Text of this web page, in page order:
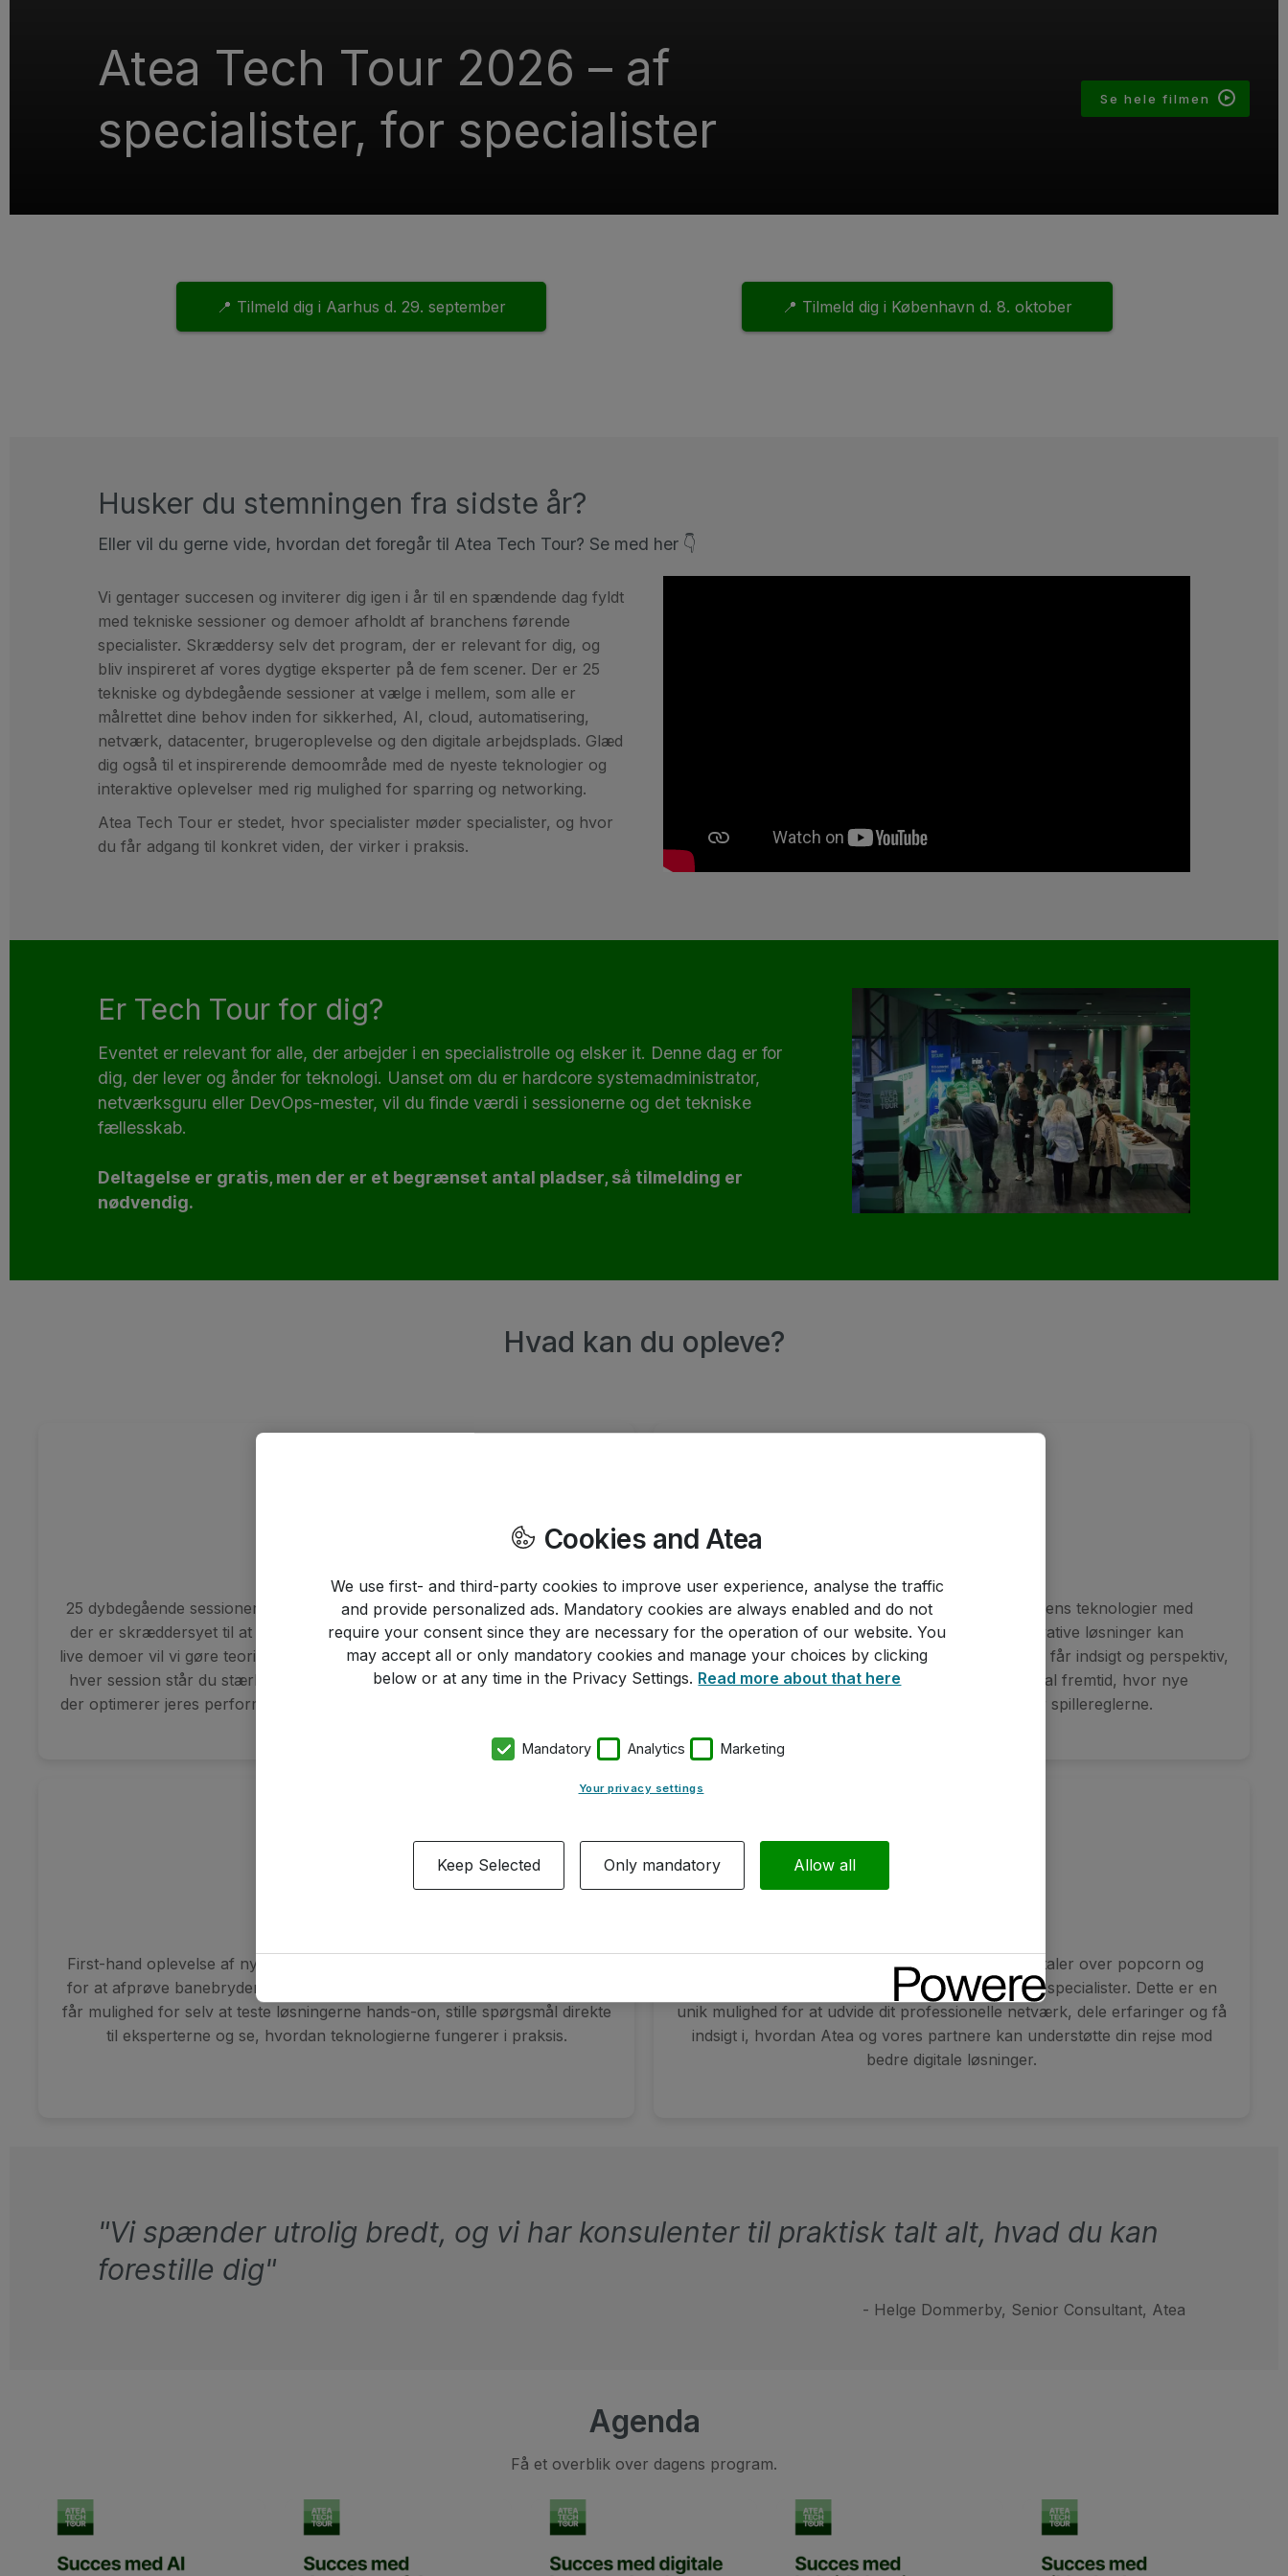
Atea Tech Tour 2026 – af
specialister, for specialister
Se hele filmen
📍 Tilmeld dig i Aarhus d. 29. september 📍 Tilmeld dig i København d. 8. oktober
Husker du stemningen fra sidste år?
Eller vil du gerne vide, hvordan det foregår til Atea Tech Tour? Se med her 👇
Vi gentager succesen og inviterer dig igen i år til en spændende dag fyldt
med tekniske sessioner og demoer afholdt af branchens førende
specialister. Skræddersy selv det program, der er relevant for dig, og
bliv inspireret af vores dygtige eksperter på de fem scener. Der er 25
tekniske og dybdegående sessioner at vælge i mellem, som alle er
målrettet dine behov inden for sikkerhed, AI, cloud, automatisering,
netværk, datacenter, brugeroplevelse og den digitale arbejdsplads. Glæd
dig også til et inspirerende demoområde med de nyeste teknologier og
interaktive oplevelser med rig mulighed for sparring og networking.
Atea Tech Tour er stedet, hvor specialister møder specialister, og hvor
du får adgang til konkret viden, der virker i praksis.
Er Tech Tour for dig?
Eventet er relevant for alle, der arbejder i en specialistrolle og elsker it. Denne dag er for
dig, der lever og ånder for teknologi. Uanset om du er hardcore systemadministrator,
netværksguru eller DevOps-mester, vil du finde værdi i sessionerne og det tekniske
fællesskab.
Deltagelse er gratis, men der er et begrænset antal pladser, så tilmelding er
nødvendig.
Hvad kan du opleve?
25 dybdegående sessioner: Vi dykker ned i aktuelle teknologiske løsninger,
der er skræddersyet til at tackle nutidens praktiske udfordringer. Gennem
live demoer vil vi gøre teorien håndgribelig og anvendelig i din hverdag. Efter
hver session står du stærkere og kan gå hjem og implementere løsninger,
der optimerer jeres performance, øger sikkerheden og styrker effektiviteten
Inspirerende keynotes: Bliv klogere på fremtidens teknologier med
specialister, der giver indsigt i, hvordan innovative løsninger kan
transformere og skabe værdi i din organisation. Du får indsigt og perspektiv,
der gør dig klar til at navigere sikkert i en digital fremtid, hvor nye
teknologier og metoder konstant ændrer spillereglerne.
First-hand oplevelse af nyeste teknologier: Tag del i en eksklusiv mulighed
for at afprøve banebrydende teknologier med Atea og vores partnere. Du
får mulighed for selv at teste løsningerne hands-on, stille spørgsmål direkte
til eksperterne og se, hvordan teknologierne fungerer i praksis.
Networking: Dagen er fyldt med uformelle samtaler over popcorn og
sodavand, mens du netværker med ligesindede it-specialister. Dette er en
unik mulighed for at udvide dit professionelle netværk, dele erfaringer og få
indsigt i, hvordan Atea og vores partnere kan understøtte din rejse mod
bedre digitale løsninger.
"Vi spænder utrolig bredt, og vi har konsulenter til praktisk talt alt, hvad du kan
forestille dig"
- Helge Dommerby, Senior Consultant, Atea
Agenda
Få et overblik over dagens program.
Cookies and Atea
We use first- and third-party cookies to improve user experience, analyse the traffic
and provide personalized ads. Mandatory cookies are always enabled and do not
require your consent since they are necessary for the operation of our website. You
may accept all or only mandatory cookies and manage your choices by clicking
below or at any time in the Privacy Settings. Read more about that here
Mandatory Analytics Marketing
Your privacy settings
Keep Selected Only mandatory Allow all